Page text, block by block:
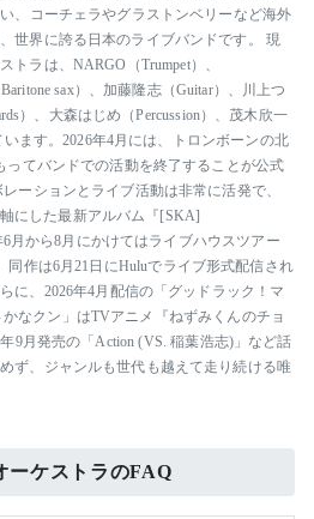
、コーチェラやグラストンベリーなど海外
世界に誇る日本のライブバンドです。 現
トラは、NARGO（Trumpet）、
sax）、加藤隆志（Guitar）、川上つ
）、大森はじめ（Percussion）、茂木欣一
います。2026年4月には、トロンボーンの北
ってバンドでの活動を終了することが公式
ーションとライブ活動は非常に活発で、
にした最新アルバム『[SKA]
月から8月にかけてはライブハウスツアー
同作は6月21日にHuluでライブ形式配信され
に、2026年4月配信の「グッドラック！マ
なクン」はTVアニメ『ねずみくんのチョ
9月発売の「Action (VS. 稲葉浩志)」など話
ず、ジャンルも世代も越えて走り続ける唯
ーケストラのFAQ